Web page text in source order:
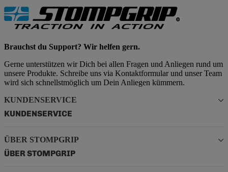
Brauchst du Support? Wir helfen gern.
Gerne unterstützen wir Dich bei allen Fragen und Anliegen rund um
unsere Produkte. Schreibe uns via Kontaktformular und unser Team
wird sich schnellstmöglich um Dein Anliegen kümmern.
KUNDENSERVICE
KUNDENSERVICE
ÜBER STOMPGRIP
ÜBER STOMPGRIP